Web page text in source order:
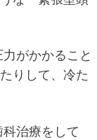
がかかること
りして、冷た
科治療をして